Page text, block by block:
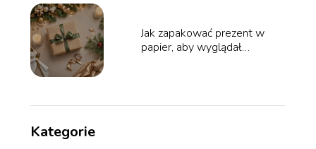
Jak zapakować prezent w
papier, aby wyglądał
Kategorie